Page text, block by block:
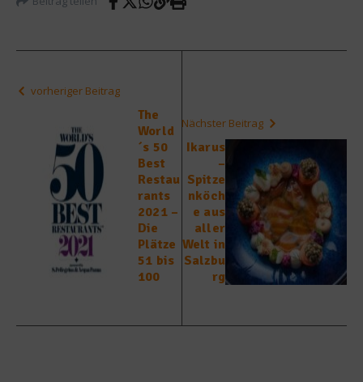
vorheriger Beitrag
The
World
´s 50
Best
Restau
rants
2021 –
Die
Plätze
51 bis
100
Nächster Beitrag
Ikarus
–
Spitze
nköch
e aus
aller
Welt in
Salzbu
rg